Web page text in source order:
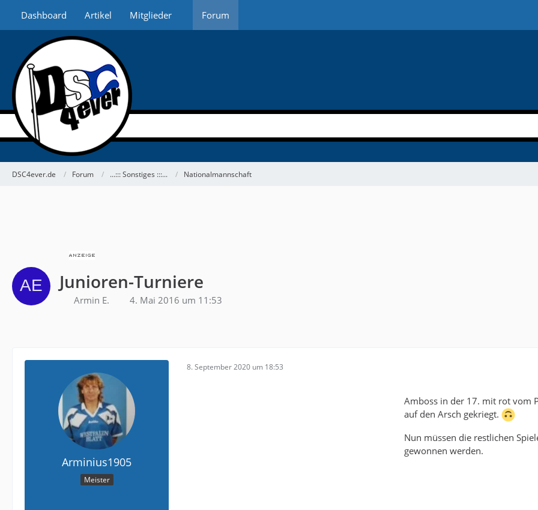
Dashboard Artikel Mitglieder Forum
DSC4ever.de Forum ...::: Sonstiges :::... Nationalmannschaft
Junioren-Turniere
Armin E. 4. Mai 2016 um 11:53
Arminius1905
Meister
8. September 2020 um 18:53
Amboss in der 17. mit rot vom
auf den Arsch gekriegt.
Nun müssen die restlichen
gewonnen werden.